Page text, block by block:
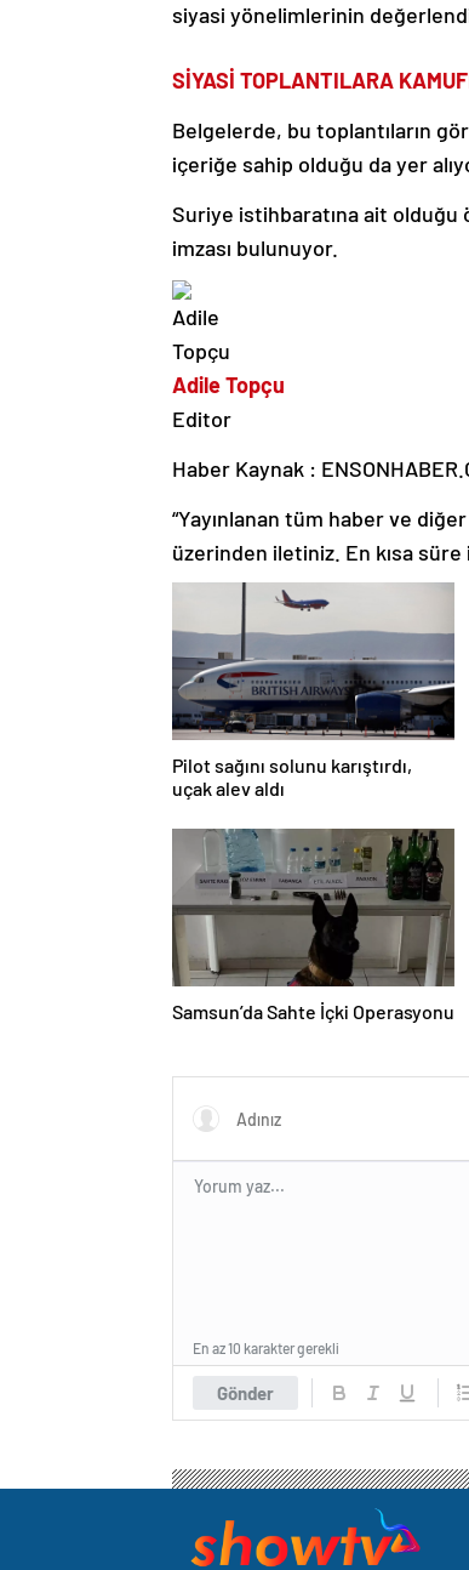
siyasi yönelimlerinin
SİYASİ TOPLANTILARA
Belgelerde, bu toplantıların
içeriğe sahip olduğu da yer
Suriye istihbaratına ait olduğu
imzası bulunuyor.
Adile Topçu
Editor
Haber Kaynak :
“Yayınlanan tüm haber ve
üzerinden iletiniz. En kısa
Pilot sağını solunu karıştırdı,
uçak alev aldı
Samsun’da Sahte İçki Operasyonu
Gönder
En az 10 karakter gerekli